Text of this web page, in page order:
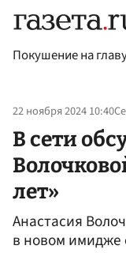
Покушение на
22 ноября 2024 10:40
В сети
лет»
Анастасия
в новом